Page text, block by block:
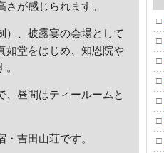
が感じられます。
、披露宴の会場として
如堂をはじめ、知恩院や
昼間はティールームと
吉田山荘です。
□
□
□
□
□
□
□